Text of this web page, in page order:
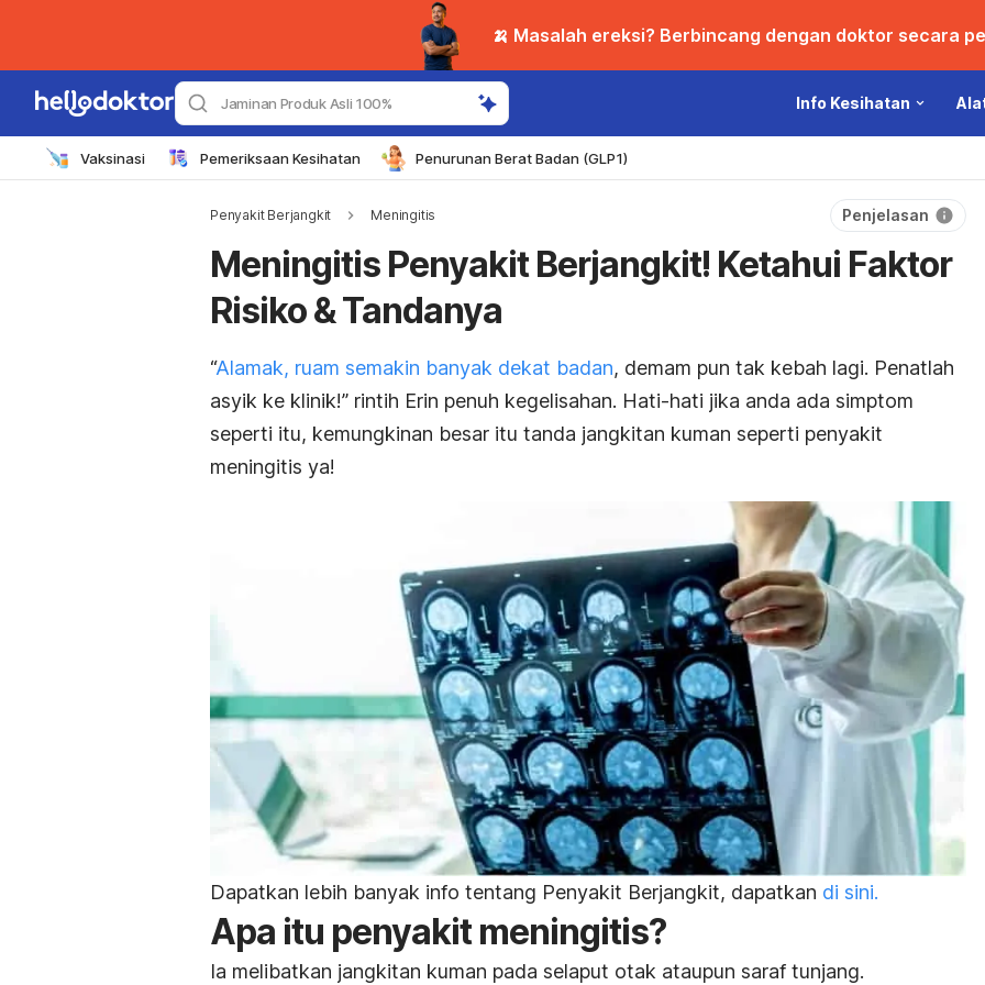
🍌 Masalah ereksi? Berbincang dengan doktor secara
Jaminan Produk Asli 100% Info Kesihatan
Vaksinasi Pemeriksaan Kesihatan Penurunan Berat Badan (GLP1)
Penyakit Berjangkit Meningitis Penjelasan
Meningitis Penyakit Berjangkit! Ketahui Faktor
Risiko & Tandanya
“Alamak, ruam semakin banyak dekat badan, demam pun tak kebah lagi. Penatlah
asyik ke klinik!” rintih Erin penuh kegelisahan. Hati-hati jika anda ada simptom
seperti itu, kemungkinan besar itu tanda jangkitan kuman seperti penyakit
meningitis ya!
Dapatkan lebih banyak info tentang Penyakit Berjangkit, dapatkan di sini.
Apa itu penyakit meningitis?
Ia melibatkan jangkitan kuman pada selaput otak ataupun saraf tunjang.